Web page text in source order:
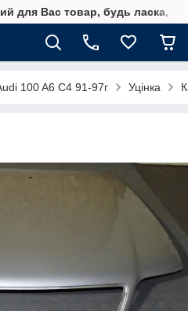
для Вас товар, будь ласка,
100 A6 C4 91-97г Уцінка